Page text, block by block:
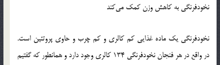
نخودفرنگی به کاهش وزن کمک می‌کند
نخودفرنگی یک ماده غذایی کم کالری و کم چرب و حاوی پروتئین است.
در واقع در هر فنجان نخودفرنگی 134 کالری وجود دارد و همانطور که گفتیم